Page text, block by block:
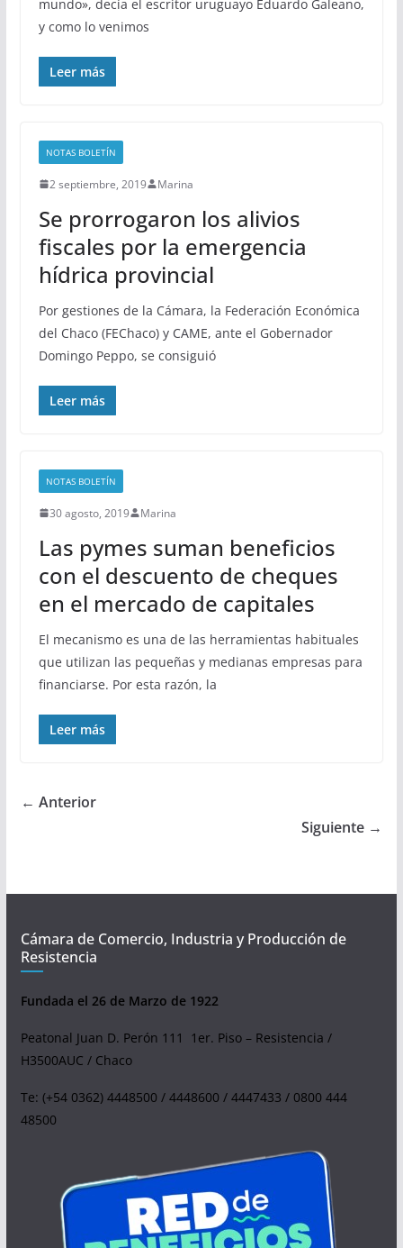
mundo», decía el escritor uruguayo Eduardo Galeano,
y como lo venimos
Leer más
NOTAS BOLETÍN
2 septiembre, 2019 Marina
Se prorrogaron los alivios
fiscales por la emergencia
hídrica provincial
Por gestiones de la Cámara, la Federación Económica
del Chaco (FEChaco) y CAME, ante el Gobernador
Domingo Peppo, se consiguió
Leer más
NOTAS BOLETÍN
30 agosto, 2019 Marina
Las pymes suman beneficios
con el descuento de cheques
en el mercado de capitales
El mecanismo es una de las herramientas habituales
que utilizan las pequeñas y medianas empresas para
financiarse. Por esta razón, la
Leer más
← Anterior
Siguiente →
Cámara de Comercio, Industria y Producción de
Resistencia
Fundada el 26 de Marzo de 1922
Peatonal Juan D. Perón 111 1er. Piso – Resistencia /
H3500AUC / Chaco
Te: (+54 0362) 4448500 / 4448600 / 4447433 / 0800 444
48500